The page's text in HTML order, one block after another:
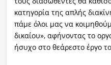
κατηγορία της απλής
πάμε όλοι μας να
δικαίου», αφήνοντας το
ήσυχο στο θεάρεστο έργο